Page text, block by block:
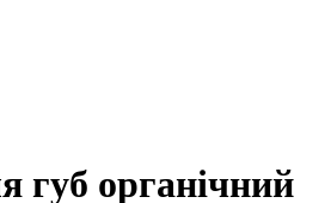
губ органічний